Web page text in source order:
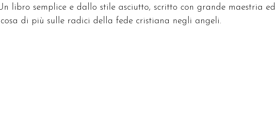
libro semplice e dallo stile asciutto, scritto con grande maestria ed
di più sulle radici della fede cristiana negli angeli.